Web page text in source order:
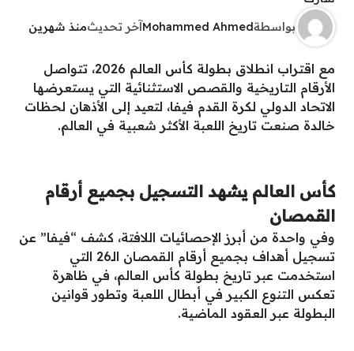
بواسطةMohammed Ahmedآخر تحديثمنذ شهرين
مع اقتراب انطلاق بطولة كأس العالم 2026، تتواصل
الأرقام التاريخية والقصص الاستثنائية التي يستعرضها
الاتحاد الدولي لكرة القدم فيفا، لتعيد إلى الأذهان لحظات
خالدة صنعت تاريخ اللعبة الأكثر شعبية في العالم.
كأس العالم يشهد التسجيل بجميع أرقام
القمصان
وفي واحدة من أبرز الإحصائيات اللافتة، كشف “فيفا” عن
تسجيل أهداف بجميع أرقام القمصان الـ26 التي
استخدمت عبر تاريخ بطولة كأس العالم، في ظاهرة
تعكس التنوع الكبير في أبطال اللعبة وتطور قوانين
البطولة عبر العقود الماضية.